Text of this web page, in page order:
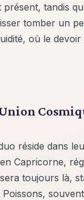
tandis
tomber un
où le
réside dans
Capricorne,
toujours là,